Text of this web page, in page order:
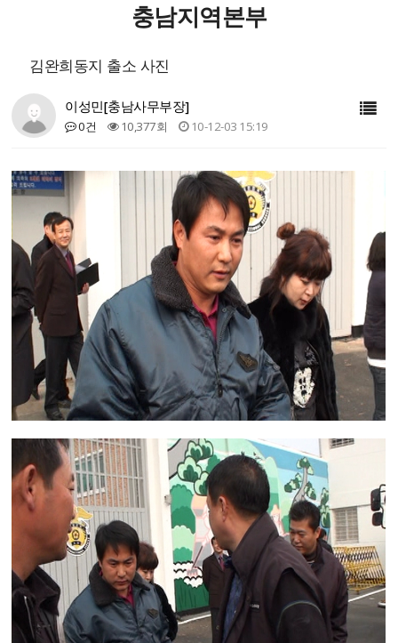
충남지역본부
김완희동지 출소 사진
이성민[충남사무부장]
0건 10,377회 10-12-03 15:19